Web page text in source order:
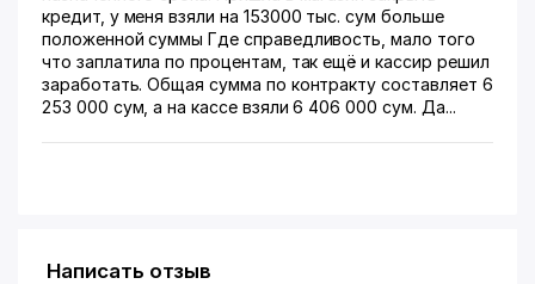
кредит, у меня взяли на 153000 тыс. сум больше
положенной суммы Где справедливость, мало того
что заплатила по процентам, так ещё и кассир решил
заработать. Общая сумма по контракту составляет 6
253 000 сум, а на кассе взяли 6 406 000 сум. Да...
Написать отзыв